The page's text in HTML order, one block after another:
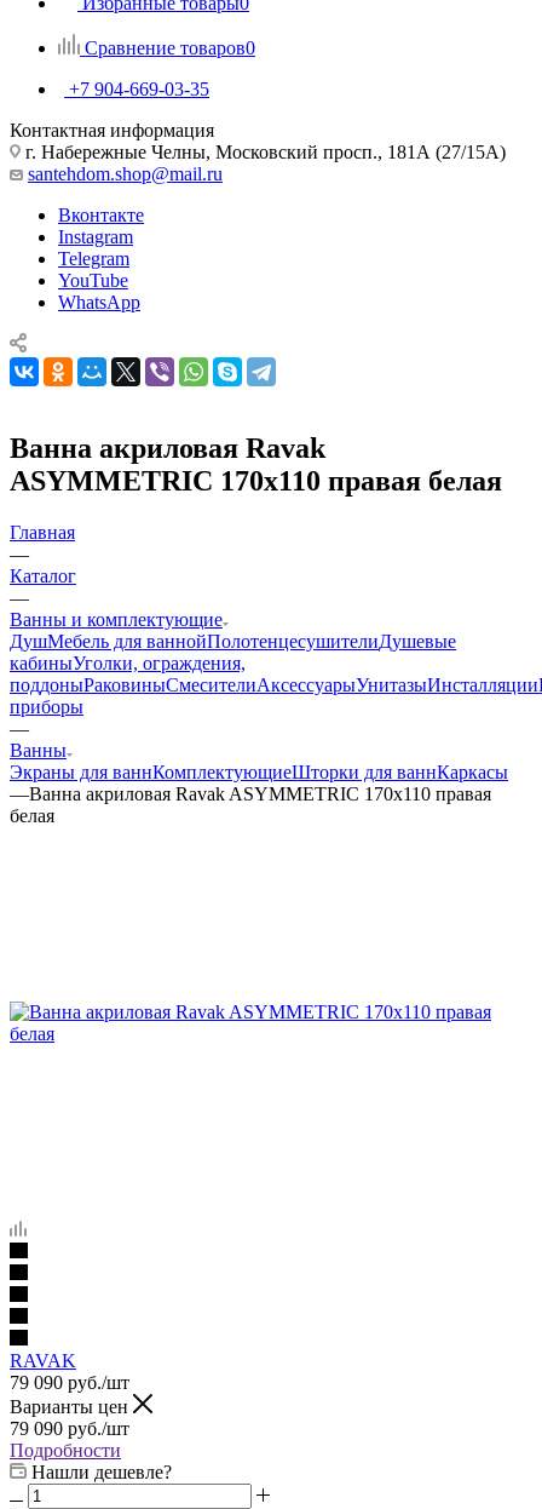
Сравнение товаров0
+7 904-669-03-35
Контактная информация
г. Набережные Челны, Московский просп., 181А (27/15А)
santehdom.shop@mail.ru
Вконтакте
Instagram
Telegram
YouTube
WhatsApp
Ванна акриловая Ravak
ASYMMETRIC 170x110 правая белая
Главная
—
Каталог
—
Ванны и комплектующие
ДушМебель для ваннойПолотенцесушителиДушевые
кабиныУголки, ограждения,
поддоныРаковиныСмесителиАксессуарыУнитазыИнсталляции
приборы
—
Ванны
Экраны для ваннКомплектующиеШторки для ваннКаркасы
—Ванна акриловая Ravak ASYMMETRIC 170x110 правая
белая
RAVAK
79 090 руб./шт
Варианты цен
79 090 руб./шт
Подробности
Нашли дешевле?